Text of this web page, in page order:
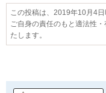
この投稿は、2019年10月4日
ご自身の責任のもと適法性
たします。